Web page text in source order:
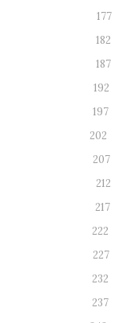
177
182
187
192
197
202
207
212
217
222
227
232
237